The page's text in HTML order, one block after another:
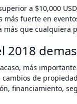
a $10,000
más fuerte en
que cualquiera
2018
más
de
financiamiento,